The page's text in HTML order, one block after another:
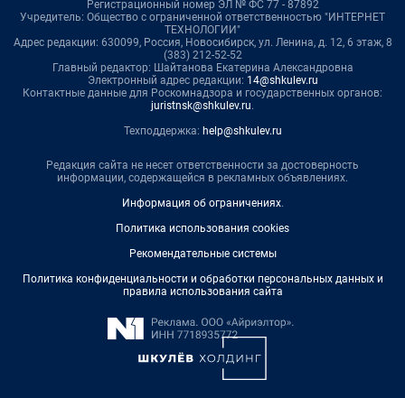
Регистрационный номер ЭЛ № ФС 77 - 87892
Учредитель: Общество с ограниченной ответственностью "ИНТЕРНЕТ
ТЕХНОЛОГИИ"
Адрес редакции: 630099, Россия, Новосибирск, ул. Ленина, д. 12, 6 этаж, 8
(383) 212-52-52
Главный редактор: Шайтанова Екатерина Александровна
Электронный адрес редакции: 14@shkulev.ru
Контактные данные для Роскомнадзора и государственных органов:
juristnsk@shkulev.ru.
Техподдержка: help@shkulev.ru
Редакция сайта не несет ответственности за достоверность
информации, содержащейся в рекламных объявлениях.
Информация об ограничениях.
Политика использования cookies
Рекомендательные системы
Политика конфиденциальности и обработки персональных данных и
правила использования сайта